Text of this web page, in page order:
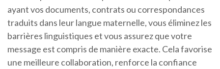
ayant vos documents, contrats ou correspondances
traduits dans leur langue maternelle, vous éliminez les
barrières linguistiques et vous assurez que votre
message est compris de manière exacte. Cela favorise
une meilleure collaboration, renforce la confiance